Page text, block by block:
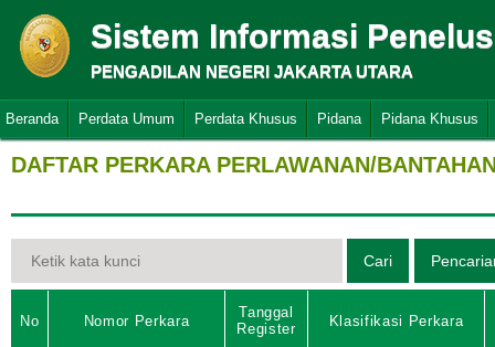
Sistem Informasi
PENGADILAN NEGERI JAKARTA UTARA
Beranda Perdata Umum Perdata Khusus Pidana Pidana Khusus
DAFTAR PERKARA PERLAWANAN/
No Nomor Perkara
Tanggal
Register
Klasifikasi Perkara